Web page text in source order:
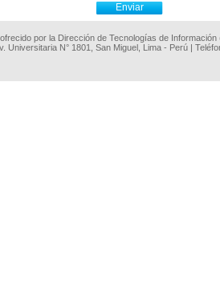
por la Dirección de Tecnologías de
Universitaria N° 1801, San Miguel, Lima - Perú |